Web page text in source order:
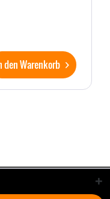
den Warenkorb